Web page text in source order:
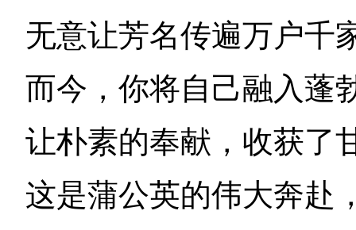
无意让芳名传遍万户千
而今，你将自己融入蓬
让朴素的奉献，收获了
这是蒲公英的伟大奔赴